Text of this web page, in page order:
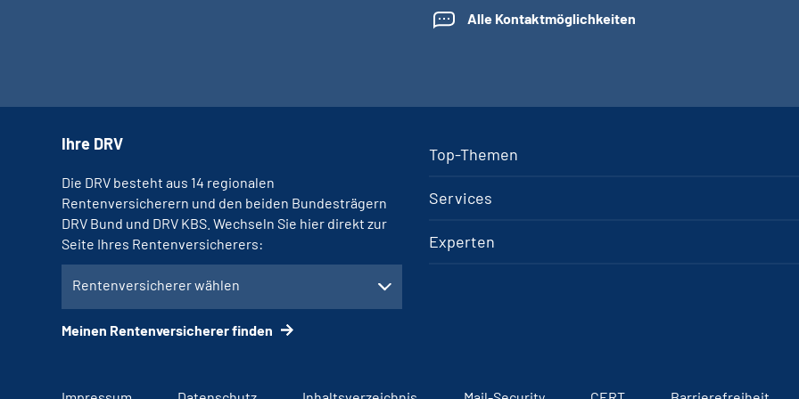
Alle Kontaktmöglichkeiten
Top-Themen
Services
Experten
Ihre DRV
Die DRV besteht aus 14 regionalen
Rentenversicherern und den beiden Bundesträgern
DRV Bund und DRV KBS. Wechseln Sie hier direkt zur
Seite Ihres Rentenversicherers:
Rentenversicherer wählen
Meinen Rentenversicherer finden